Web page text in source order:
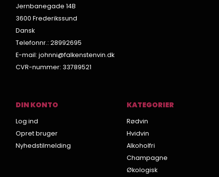
Jernbanegade 14B
3600 Frederikssund
Dansk
Telefonnr.: 28992695
E-mail: johnni@falkenstenvin.dk
CVR-nummer: 33789521
DIN KONTO
Log ind
Opret bruger
Nyhedstilmelding
KATEGORIER
Rødvin
Hvidvin
Alkoholfri
Champagne
Økologisk